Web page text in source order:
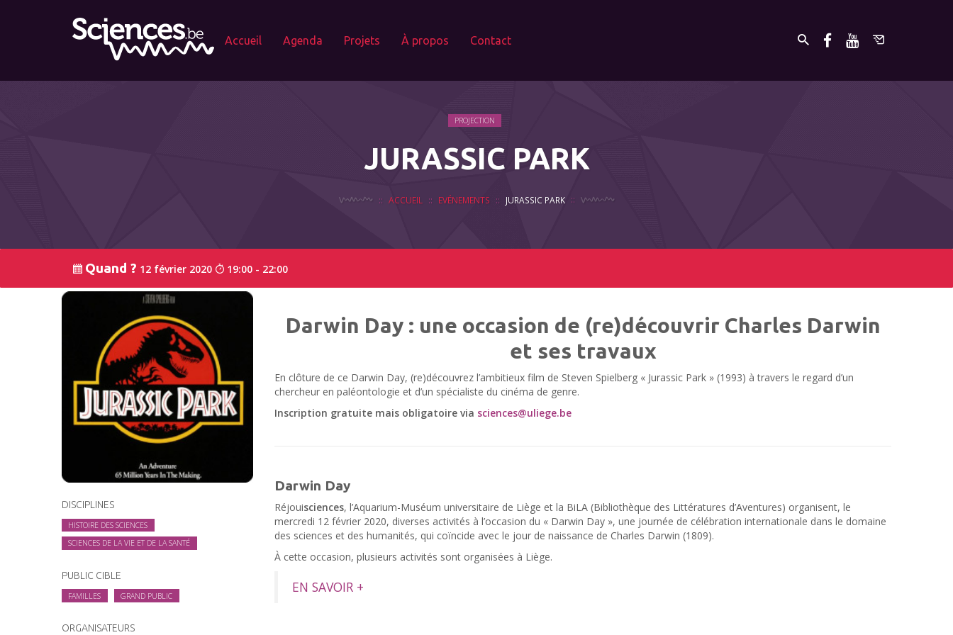
Accueil Agenda Projets À propos Contact
PROJECTION
JURASSIC PARK
ACCUEIL EVÉNEMENTS JURASSIC PARK
Quand ? 12 février 2020 19:00 - 22:00
DISCIPLINES
HISTOIRE DES SCIENCES
SCIENCES DE LA VIE ET DE LA SANTÉ
PUBLIC CIBLE
FAMILLES GRAND PUBLIC
ORGANISATEURS
Darwin Day : une occasion de (re)découvrir Charles Darwin
et ses travaux
En clôture de ce Darwin Day, (re)découvrez l’ambitieux film de Steven Spielberg « Jurassic Park » (1993) à travers le regard d’un
chercheur en paléontologie et d’un spécialiste du cinéma de genre.
Inscription gratuite mais obligatoire via sciences@uliege.be
Darwin Day
Réjouisciences, l’Aquarium-Muséum universitaire de Liège et la BiLA (Bibliothèque des Littératures d’Aventures) organisent, le
mercredi 12 février 2020, diverses activités à l’occasion du « Darwin Day », une journée de célébration internationale dans le domaine
des sciences et des humanités, qui coïncide avec le jour de naissance de Charles Darwin (1809).
À cette occasion, plusieurs activités sont organisées à Liège.
EN SAVOIR +